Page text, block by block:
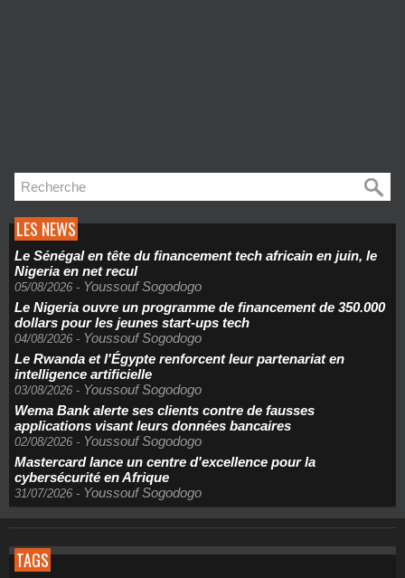
LES NEWS
Le Sénégal en tête du financement tech africain en juin, le
Nigeria en net recul
05/08/2026 - Youssouf Sogodogo
Le Nigeria ouvre un programme de financement de 350.000
dollars pour les jeunes start-ups tech
04/08/2026 - Youssouf Sogodogo
Le Rwanda et l'Égypte renforcent leur partenariat en
intelligence artificielle
03/08/2026 - Youssouf Sogodogo
Wema Bank alerte ses clients contre de fausses
applications visant leurs données bancaires
02/08/2026 - Youssouf Sogodogo
Mastercard lance un centre d'excellence pour la
cybersécurité en Afrique
31/07/2026 - Youssouf Sogodogo
TAGS